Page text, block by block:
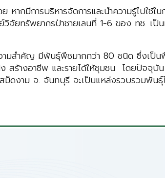
กมีการบริหารจัดการและนำความรู้ไปใช้ใ
จัยทรัพยากรป่าชายเลนที่ 1-6 ของ ทช. เ
วามสำคัญ มีพันธุ์พืชมากกว่า 80 ชนิด ซึ่งเป็
สร้างอาชีพ และรายได้ให้ชุมชน โดยปัจจุ
ดงาม จ. จันทบุรี จะเป็นแหล่งรวบรวมพันธุ์